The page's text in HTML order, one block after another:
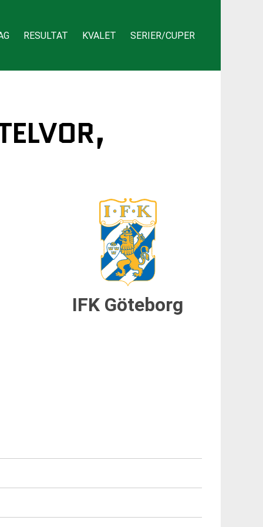
RESULTAT KVALET SERIER/CUPER
IFK Göteborg